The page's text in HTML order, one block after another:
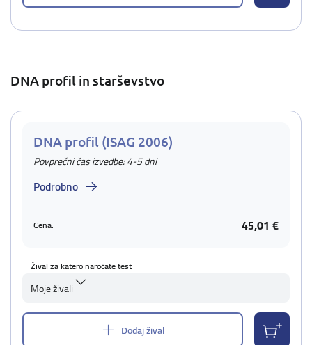
DNA profil in starševstvo
DNA profil (ISAG 2006)
Povprečni čas izvedbe: 4-5 dni
Podrobno
Cena: 45,01 €
Žival za katero naročate test
Moje živali
Dodaj žival